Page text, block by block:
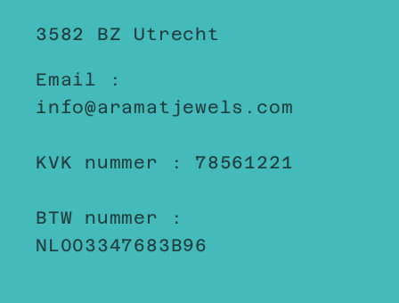
3582 BZ Utrecht
Email :
info@aramatjewels.com
KVK nummer : 78561221
BTW nummer :
NL003347683B96